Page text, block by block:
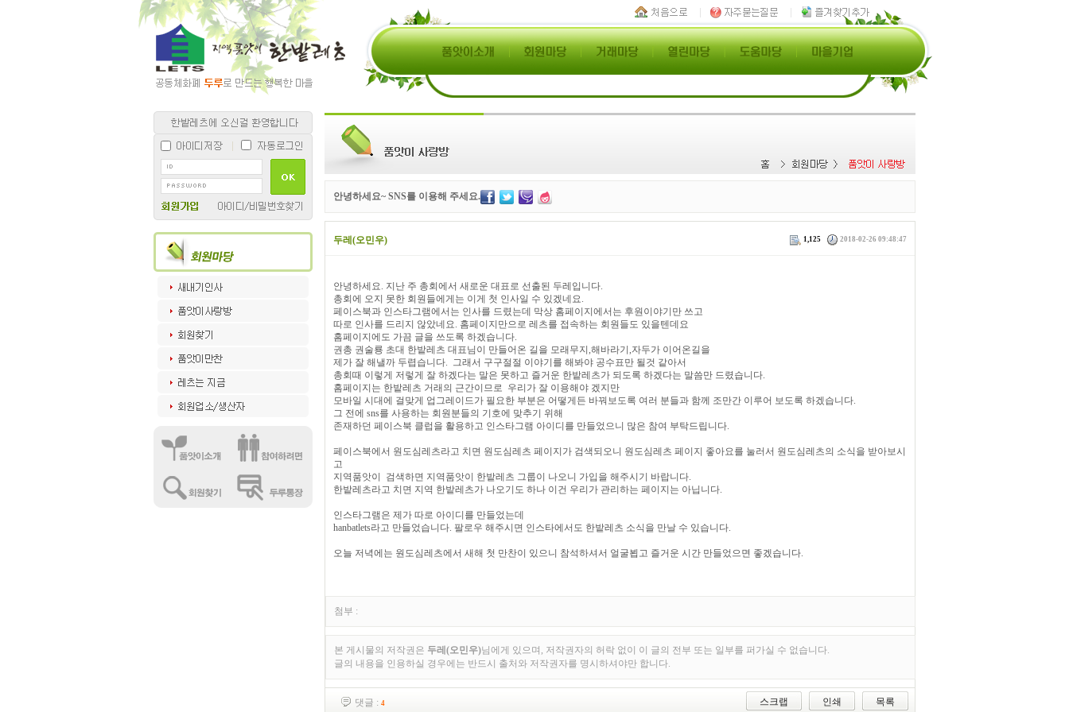
안녕하세요~ SNS를 이용해 주세요.
두레(오민우) 1,125 2018-02-26 09:48:47
안녕하세요. 지난 주 총회에서 새로운 대표로 선출된 두레입니다.
총회에 오지 못한 회원들에게는 이게 첫 인사일 수 있겠네요.
페이스북과 인스타그램에서는 인사를 드렸는데 막상 홈페이지에서는 후원이야기만 쓰고
따로 인사를 드리지 않았네요. 홈페이지만으로 레츠를 접속하는 회원들도 있을텐데요
홈페이지에도 가끔 글을 쓰도록 하겠습니다.
권총 권술룡 초대 한밭레츠 대표님이 만들어온 길을 모래무지,해바라기,자두가 이어온길을
제가 잘 해낼까 두렵습니다. 그래서 구구절절 이야기를 해봐야 공수표만 될것 같아서
총회때 이렇게 저렇게 잘 하겠다는 말은 못하고 즐거운 한밭레츠가 되도록 하겠다는 말씀만 드렸습니다.
홈페이지는 한밭레츠 거래의 근간이므로 우리가 잘 이용해야 겠지만
모바일 시대에 걸맞게 업그레이드가 필요한 부분은 어떻게든 바꿔보도록 여러 분들과 함께 조만간 이루어 보도록 하겠습니다.
그 전에 sns를 사용하는 회원분들의 기호에 맞추기 위해
존재하던 페이스북 클럽을 활용하고 인스타그램 아이디를 만들었으니 많은 참여 부탁드립니다.
페이스북에서 원도심레츠라고 치면 원도심레츠 페이지가 검색되오니 원도심레츠 페이지 좋아요를 눌러서 원도심레츠의 소식을 받아보시
고
지역품앗이 검색하면 지역품앗이 한밭레츠 그룹이 나오니 가입을 해주시기 바랍니다.
한밭레츠라고 치면 지역 한밭레츠가 나오기도 하나 이건 우리가 관리하는 페이지는 아닙니다.
인스타그램은 제가 따로 아이디를 만들었는데
hanbatlets라고 만들었습니다. 팔로우 해주시면 인스타에서도 한밭레츠 소식을 만날 수 있습니다.
오늘 저녁에는 원도심레츠에서 새해 첫 만찬이 있으니 참석하셔서 얼굴뵙고 즐거운 시간 만들었으면 좋겠습니다.
첨부 :
본 게시물의 저작권은 두레(오민우)님에게 있으며, 저작권자의 허락 없이 이 글의 전부 또는 일부를 퍼가실 수 없습니다.
글의 내용을 인용하실 경우에는 반드시 출처와 저작권자를 명시하셔야만 합니다.
댓글 : 4 스크랩 인쇄 목록